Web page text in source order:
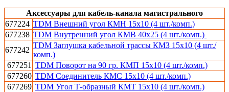
Аксессуары для кабель-канала магистрального
677224 TDM Внешний угол КМН 15х10 (4 шт./комп.)
677238 TDM Внутренний угол КМВ 40х25 (4 шт./комп.)
677242
TDM Заглушка кабельной трассы КМЗ 15х10 (4 шт./
комп.)
677251 TDM Поворот на 90 гр. КМП 15х10 (4 шт./комп.)
677260 TDM Соединитель КМС 15х10 (4 шт./комп.)
677269 TDM Угол Т-образный КМТ 15х10 (4 шт./комп.)